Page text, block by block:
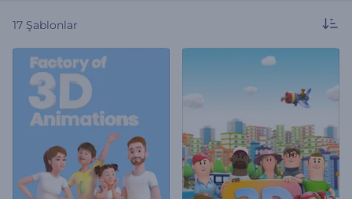
17 Şablonlar